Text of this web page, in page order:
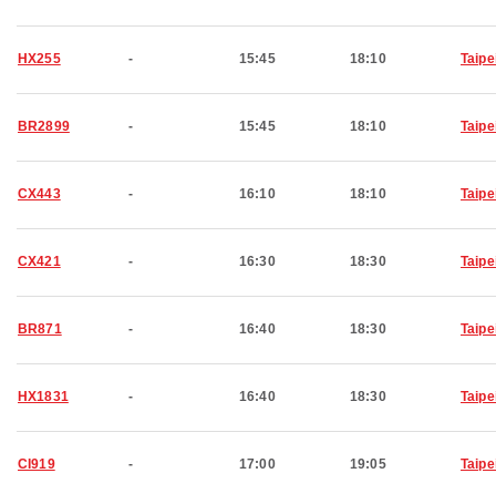
HX255 - 15:45 18:10
BR2899 - 15:45 18:10
CX443 - 16:10 18:10
CX421 - 16:30 18:30
BR871 - 16:40 18:30
HX1831 - 16:40 18:30
CI919 - 17:00 19:05